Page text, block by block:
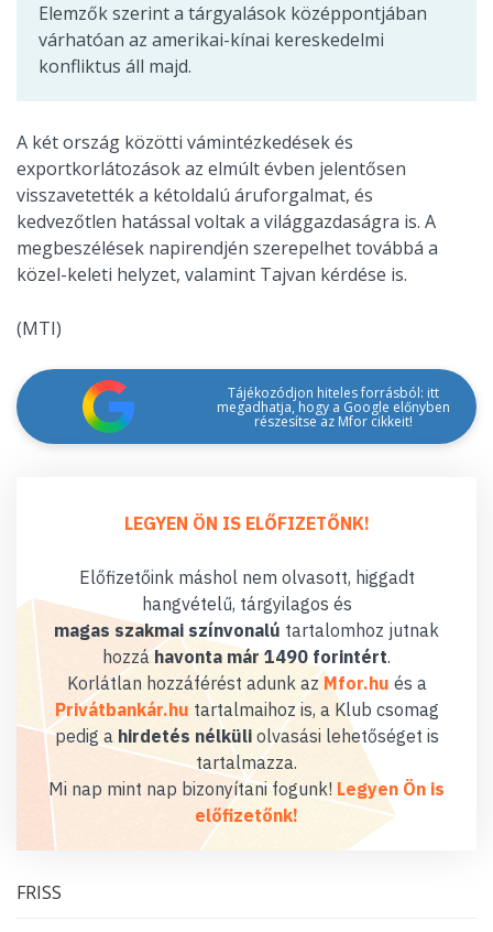
Elemzők szerint a tárgyalások középpontjában
várhatóan az amerikai-kínai kereskedelmi
konfliktus áll majd.
A két ország közötti vámintézkedések és
exportkorlátozások az elmúlt évben jelentősen
visszavetették a kétoldalú áruforgalmat, és
kedvezőtlen hatással voltak a világgazdaságra is. A
megbeszélések napirendjén szerepelhet továbbá a
közel-keleti helyzet, valamint Tajvan kérdése is.
(MTI)
Tájékozódjon hiteles forrásból: itt
megadhatja, hogy a Google előnyben
részesítse az Mfor cikkeit!
LEGYEN ÖN IS ELŐFIZETŐNK!
Előfizetőink máshol nem olvasott, higgadt
hangvételű, tárgyilagos és
magas szakmai színvonalú tartalomhoz jutnak
hozzáhavonta már 1490 forintért.
Korlátlan hozzáférést adunk az Mfor.hu és a
Privátbankár.hu tartalmaihoz is, a Klub csomag
pedig a hirdetés nélküliolvasási lehetőséget is
tartalmazza.
Mi nap mint nap bizonyítani fogunk! Legyen Ön is
előfizetőnk!
FRISS